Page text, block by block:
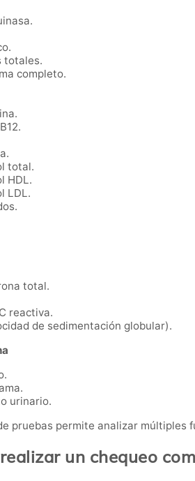
totales.
completo.
total.
HDL.
LDL.
total.
reactiva.
de sedimentación globular).
urinario.
pruebas permite analizar múltiples
un chequeo